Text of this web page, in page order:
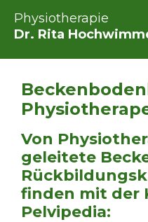
Physiotherapie
Dr. Rita
Von
geleitete
finden mit der
Pelvipedia: